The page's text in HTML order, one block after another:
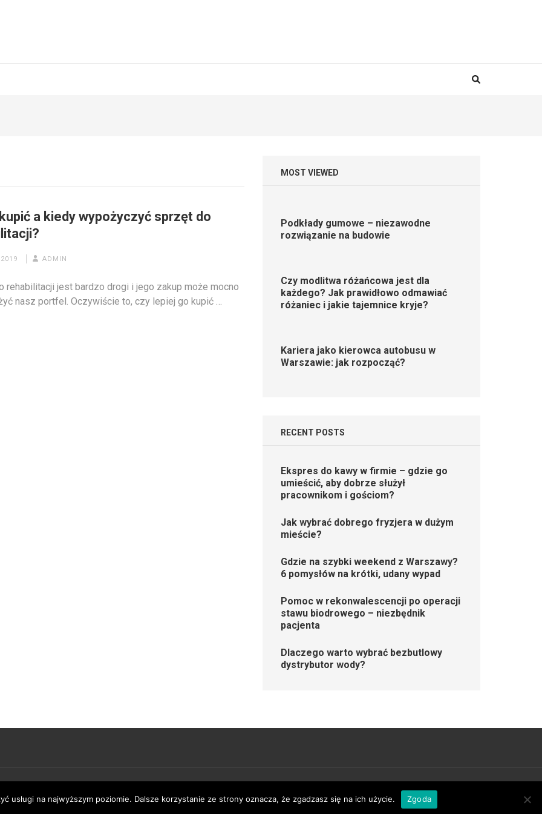
a kiedy wypożyczyć sprzęt do
ADMIN
rehabilitacji jest bardzo drogi i jego zakup może mocno
nasz portfel. Oczywiście to, czy lepiej go kupić …
MOST VIEWED
Podkłady gumowe – niezawodne
rozwiązanie na budowie
Czy modlitwa różańcowa jest dla
każdego? Jak prawidłowo odmawiać
różaniec i jakie tajemnice kryje?
Kariera jako kierowca autobusu w
Warszawie: jak rozpocząć?
RECENT POSTS
Ekspres do kawy w firmie – gdzie go
umieścić, aby dobrze służył
pracownikom i gościom?
Jak wybrać dobrego fryzjera w dużym
mieście?
Gdzie na szybki weekend z Warszawy?
6 pomysłów na krótki, udany wypad
Pomoc w rekonwalescencji po operacji
stawu biodrowego – niezbędnik
pacjenta
Dlaczego warto wybrać bezbutlowy
dystrybutor wody?
. Powered byWordPress
usługi na najwyższym poziomie. Dalsze korzystanie ze strony oznacza, że zgadzasz się na ich użycie. Zgoda